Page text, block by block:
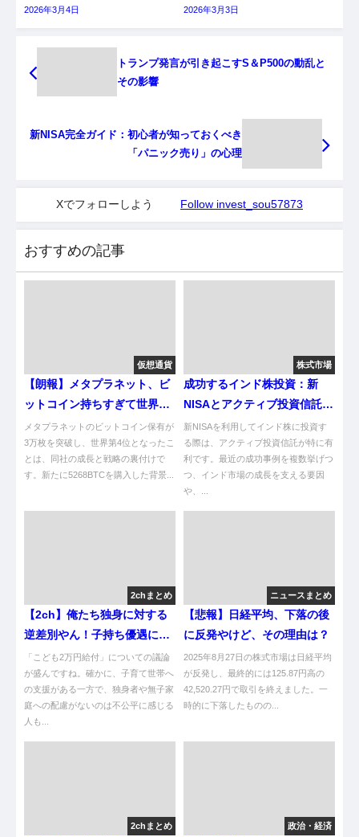
2026年3月4日 2026年3月3日
トランプ発言が引き起こすS＆P500の動乱と
その影響
新NISA完全ガイド：初心者が知っておくべき
「パニック売り」の心理
Xでフォローしよう Follow invest_sou57873
おすすめの記事
仮想通貨
【朗報】メタプラネット、ビ
ットコイン持ちすぎて世界4
位やんけ！その秘密は？
メタプラネットのビットコイン保有が
3万枚を突破し、世界第4位となったこ
とは、同社の成長と戦略の裏付けで
す。新たに5268BTCを購入した背景...
株式市場
成功するインド株投資：新
NISAとアクティブ投資信託の
活用ガイド
新NISAを利用してインド株に投資す
る際は、アクティブ投資信託が特に有
利です。最近の成功事例を複数挙げつ
つ、インド市場の成長を支える要因
や、...
2chまとめ
【2ch】俺たち独身に対する
逆差別やん！子持ち優遇にツ
ッコむｗｗｗ
「こども2万円給付」についての議論
が盛んですね。確かに、子育て世帯へ
の支援がある一方で、独身者や無子家
庭への配慮がないのは不公平に感じる
人も...
ニュースまとめ
【悲報】日経平均、下落の後
に反発やけど、その理由は？
2025年8月27日の株式市場は日経平均
が反発し、最終的には125.87円高の
42,520.27円で取引を終えました。一
時的に下落したものの...
2chまとめ 政治・経済